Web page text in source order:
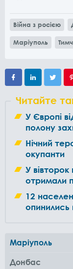
Війна з росією
Маріуполь
Читайте
У Європі
полону
Нічний
окупанти
У
отримали
12
опинились
Маріуполь
Донбас